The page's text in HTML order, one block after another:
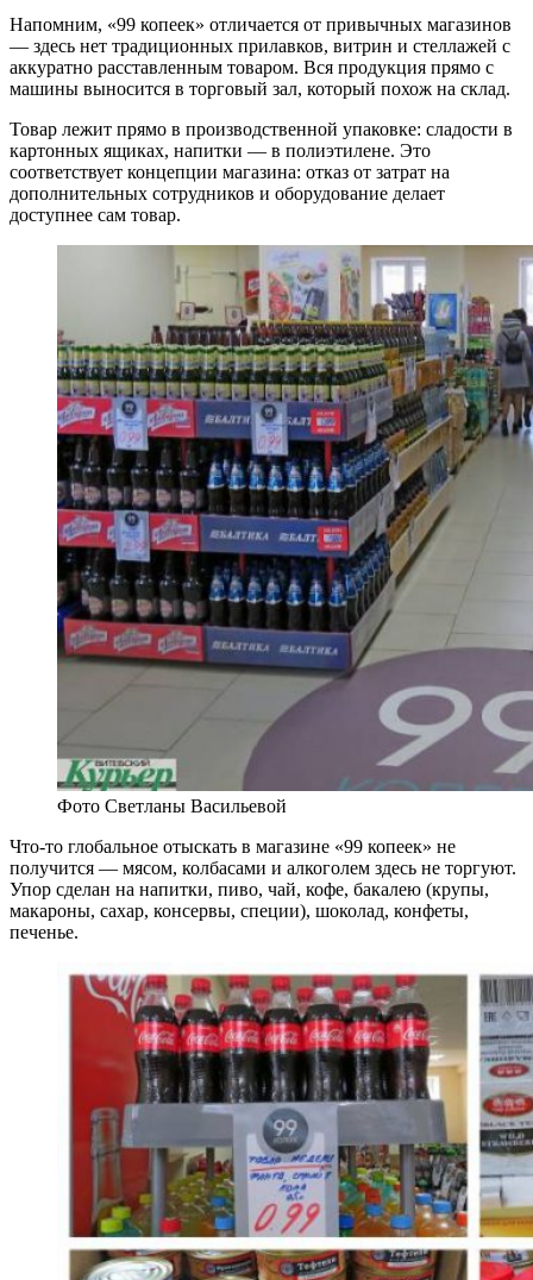
Напомним, «99 копеек» отличается от привычных магазинов
— здесь нет традиционных прилавков, витрин и стеллажей с
аккуратно расставленным товаром. Вся продукция прямо с
машины выносится в торговый зал, который похож на склад.
Товар лежит прямо в производственной упаковке: сладости в
картонных ящиках, напитки — в полиэтилене. Это
соответствует концепции магазина: отказ от затрат на
дополнительных сотрудников и оборудование делает
доступнее сам товар.
Фото Светланы Васильевой
Что-то глобальное отыскать в магазине «99 копеек» не
получится — мясом, колбасами и алкоголем здесь не торгуют.
Упор сделан на напитки, пиво, чай, кофе, бакалею (крупы,
макароны, сахар, консервы, специи), шоколад, конфеты,
печенье.